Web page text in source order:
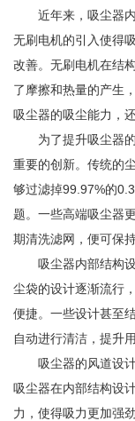
近年来，吸尘器
无刷电机的引入使得
改善。无刷电机在结
了摩擦和热量的产生
吸尘器的吸尘能力，
为了提升吸尘器
重要的创新。传统的
够过滤掉99.97%的
题。一些高端吸尘器
期清洗滤网，便可保
吸尘器内部结构
尘袋的设计逐渐流行
便捷。一些设计甚至
自动进行清洁，提升
吸尘器的风道设
吸尘器在内部结构设
力，使得吸力更加强